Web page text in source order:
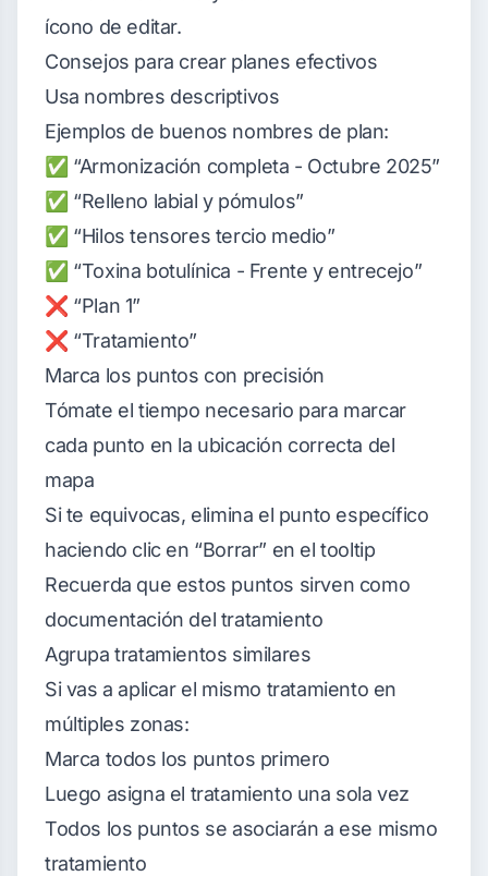
ícono de editar.
Consejos para crear planes efectivos
Usa nombres descriptivos
Ejemplos de buenos nombres de plan:
✅ “Armonización completa - Octubre 2025”
✅ “Relleno labial y pómulos”
✅ “Hilos tensores tercio medio”
✅ “Toxina botulínica - Frente y entrecejo”
❌ “Plan 1”
❌ “Tratamiento”
Marca los puntos con precisión
Tómate el tiempo necesario para marcar
cada punto en la ubicación correcta del
mapa
Si te equivocas, elimina el punto específico
haciendo clic en “Borrar” en el tooltip
Recuerda que estos puntos sirven como
documentación del tratamiento
Agrupa tratamientos similares
Si vas a aplicar el mismo tratamiento en
múltiples zonas:
Marca todos los puntos primero
Luego asigna el tratamiento una sola vez
Todos los puntos se asociarán a ese mismo
tratamiento